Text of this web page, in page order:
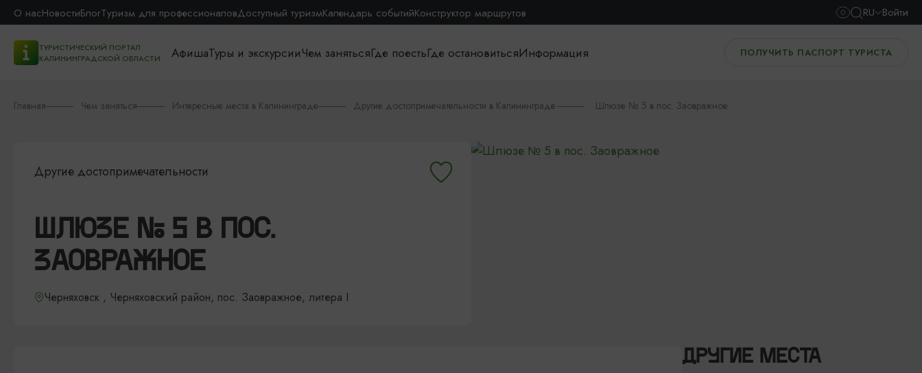
О насНовостиБлогТуризм для профессионаловДоступный туризмКалендарь событийКонструктор маршрутов RU Войти
ТУРИСТИЧЕСКИЙ ПОРТАЛ
КАЛИНИНГРАДСКОЙ ОБЛАСТИ
АфишаТуры и экскурсииЧем занятьсяГде поестьГде остановитьсяИнформация ПОЛУЧИТЬ ПАСПОРТ ТУРИСТА
Главная Чем заняться Интересные места в Калининграде Другие достопримечательности в Калининграде Шлюзе № 5 в пос. Заовражное
Другие достопримечательности
ШЛЮЗЕ № 5 В ПОС.
ЗАОВРАЖНОЕ
Черняховск , Черняховский район, пос. Заовражное, литера I
ДРУГИЕ МЕСТА